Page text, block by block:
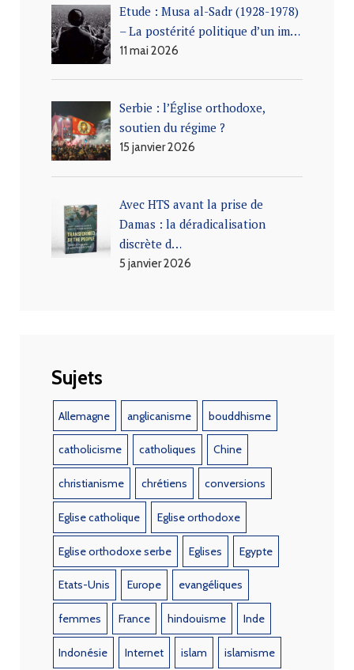
Etude : Musa al-Sadr (1928-1978)
– La postérité politique d’un im…
11 mai 2026
Serbie : l’Église orthodoxe,
soutien du régime ?
15 janvier 2026
Avec HTS avant la prise de
Damas : la déradicalisation
discrète d…
5 janvier 2026
Sujets
Allemagne anglicanisme bouddhisme
catholicisme catholiques Chine
christianisme chrétiens conversions
Eglise catholique Eglise orthodoxe
Eglise orthodoxe serbe Eglises Egypte
Etats-Unis Europe evangéliques
femmes France hindouisme Inde
Indonésie Internet islam islamisme